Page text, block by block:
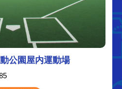
公園屋内運動場